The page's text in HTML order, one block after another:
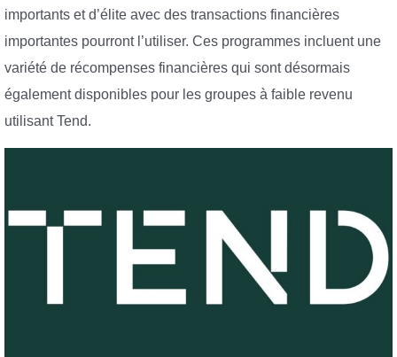
importants et d’élite avec des transactions financières
importantes pourront l’utiliser. Ces programmes incluent une
variété de récompenses financières qui sont désormais
également disponibles pour les groupes à faible revenu
utilisant Tend.